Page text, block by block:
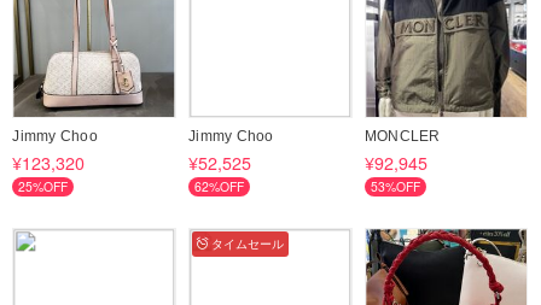
Jimmy Choo
¥123,320
25%OFF
Jimmy Choo
¥52,525
62%OFF
MONCLER
¥92,945
53%OFF
タイムセール